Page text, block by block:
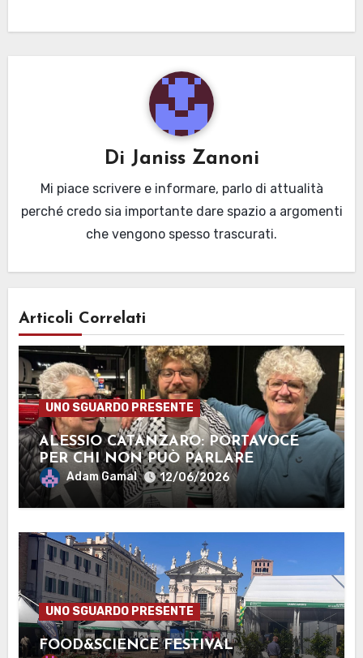
Di Janiss Zanoni
Mi piace scrivere e informare, parlo di attualità
perché credo sia importante dare spazio a argomenti
che vengono spesso trascurati.
Articoli Correlati
UNO SGUARDO PRESENTE
ALESSIO CATANZARO: PORTAVOCE
PER CHI NON PUÒ PARLARE
Adam Gamal 12/06/2026
UNO SGUARDO PRESENTE
FOOD&SCIENCE FESTIVAL